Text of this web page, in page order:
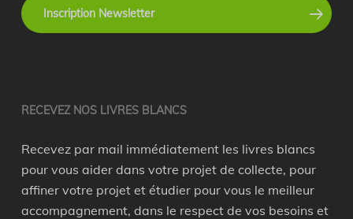
Inscription Newsletter
RECEVEZ NOS LIVRES BLANCS
Recevez par mail immédiatement les livres blancs
pour vous aider dans votre projet de collecte, pour
affiner votre projet et étudier pour vous le meilleur
accompagnement, dans le respect de vos besoins et